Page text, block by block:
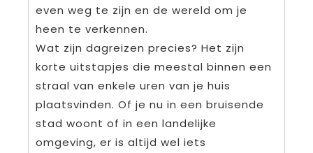
even weg te zijn en de wereld om je
heen te verkennen.
Wat zijn dagreizen precies? Het zijn
korte uitstapjes die meestal binnen een
straal van enkele uren van je huis
plaatsvinden. Of je nu in een bruisende
stad woont of in een landelijke
omgeving, er is altijd wel iets